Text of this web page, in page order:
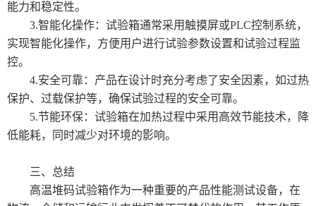
能力和稳定性。
3.智能化操作：试验箱通常采用触摸屏或PLC控制系统，
实现智能化操作，方便用户进行试验参数设置和试验过程监
控。
4.安全可靠：产品在设计时充分考虑了安全因素，如过热
保护、过载保护等，确保试验过程的安全可靠。
5.节能环保：试验箱在加热过程中采用高效节能技术，降
低能耗，同时减少对环境的影响。
三、总结
高温堆码试验箱作为一种重要的产品性能测试设备，在